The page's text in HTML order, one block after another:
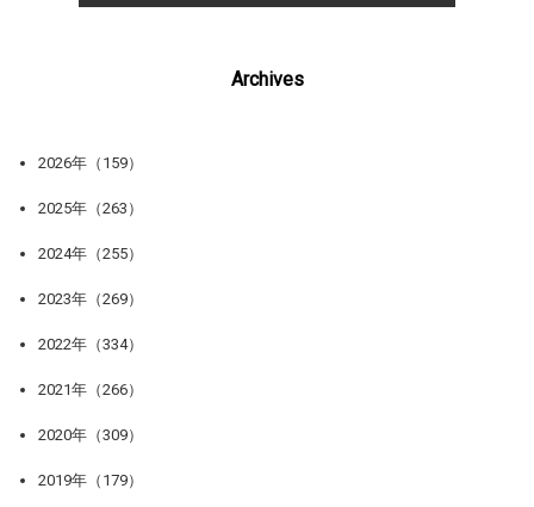
Archives
2026年（159）
2025年（263）
2024年（255）
2023年（269）
2022年（334）
2021年（266）
2020年（309）
2019年（179）